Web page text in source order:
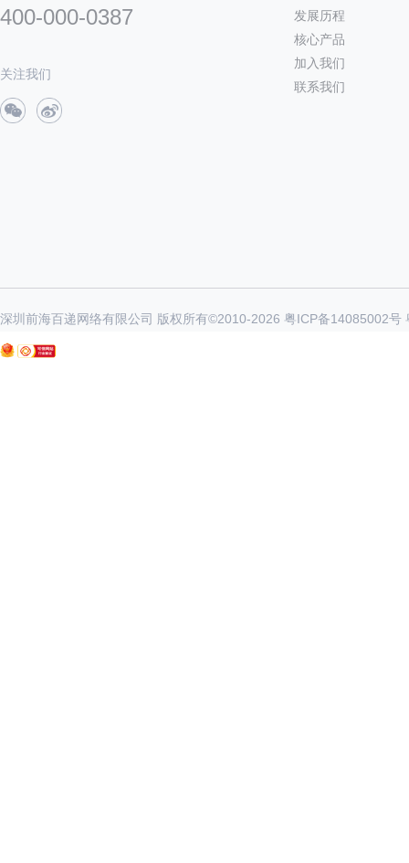
400-000-0387
关注我们
发展历程
核心产品
加入我们
联系我们
深圳前海百递网络有限公司 版权所有©2010-2026 粤ICP备14085002号